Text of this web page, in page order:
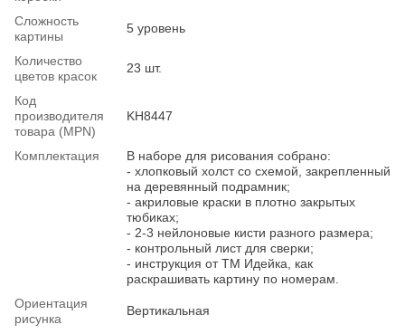
Сложность
картины
5 уровень
Количество
цветов красок
23 шт.
Код
производителя
товара (MPN)
KH8447
Комплектация
В наборе для рисования собрано:
- хлопковый холст со схемой, закрепленный
на деревянный подрамник;
- акриловые краски в плотно закрытых
тюбиках;
- 2-3 нейлоновые кисти разного размера;
- контрольный лист для сверки;
- инструкция от ТМ Идейка, как
раскрашивать картину по номерам.
Ориентация
рисунка
Вертикальная